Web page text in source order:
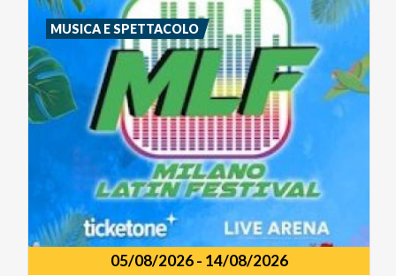
05/08/2026- 14/08/2026
MUSICA E SPETTACOLO